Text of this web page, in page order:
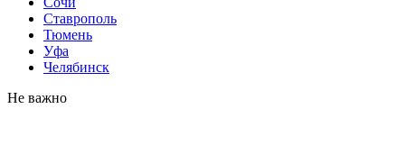
Ставрополь
Тюмень
Уфа
Челябинск
Не важно